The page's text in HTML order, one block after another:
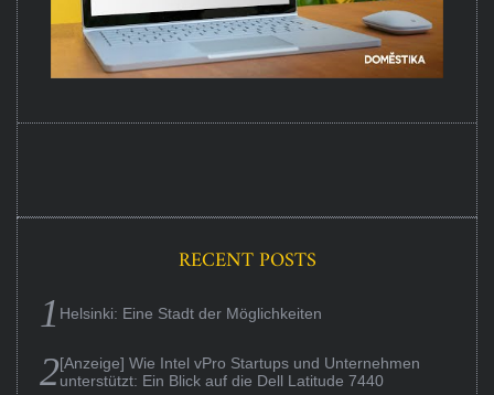
RECENT POSTS
Helsinki: Eine Stadt der Möglichkeiten
[Anzeige] Wie Intel vPro Startups und Unternehmen
unterstützt: Ein Blick auf die Dell Latitude 7440